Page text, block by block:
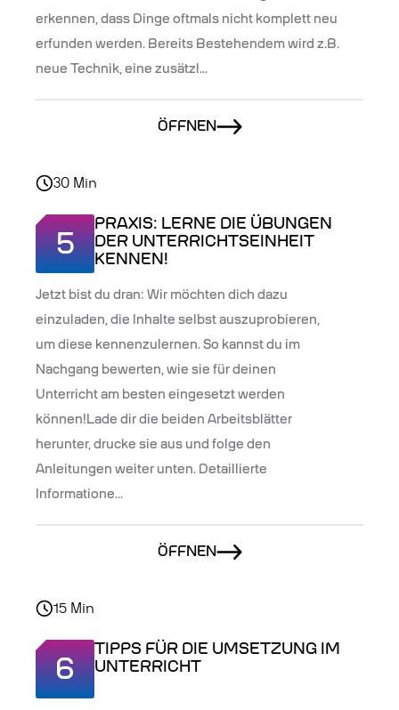
erkennen, dass Dinge oftmals nicht komplett neu
erfunden werden. Bereits Bestehendem wird z.B.
neue Technik, eine zusätzl...
ÖFFNEN
30 Min
5
PRAXIS: LERNE DIE ÜBUNGEN
DER UNTERRICHTSEINHEIT
KENNEN!
Jetzt bist du dran: Wir möchten dich dazu
einzuladen, die Inhalte selbst auszuprobieren,
um diese kennenzulernen. So kannst du im
Nachgang bewerten, wie sie für deinen
Unterricht am besten eingesetzt werden
können!Lade dir die beiden Arbeitsblätter
herunter, drucke sie aus und folge den
Anleitungen weiter unten. Detaillierte
Informatione...
ÖFFNEN
15 Min
6
TIPPS FÜR DIE UMSETZUNG IM
UNTERRICHT